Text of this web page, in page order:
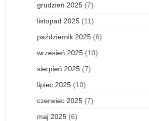
grudzień 2025 (7)
listopad 2025 (11)
październik 2025 (6)
wrzesień 2025 (10)
sierpień 2025 (7)
lipiec 2025 (10)
czerwiec 2025 (7)
maj 2025 (6)